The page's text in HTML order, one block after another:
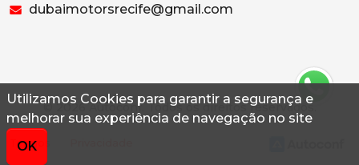
Utilizamos Cookies para garantir a segurança e
melhorar sua experiência de navegação no site
OK
dubaimotorsrecife@gmail.com
© 2026 Autoconf. Todos os direitos reservados.
Termos